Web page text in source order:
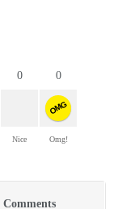
0
Nice
0
OMG
Omg!
Comments